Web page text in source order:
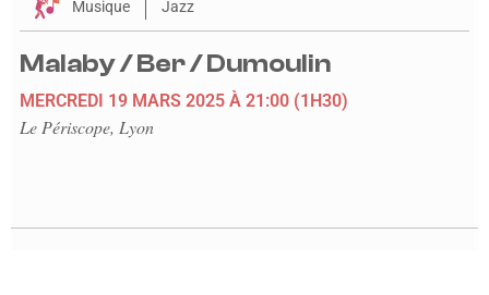
Musique Jazz
Malaby / Ber / Dumoulin
MERCREDI 19 MARS 2025 À 21:00 (1H30)
Le Périscope, Lyon